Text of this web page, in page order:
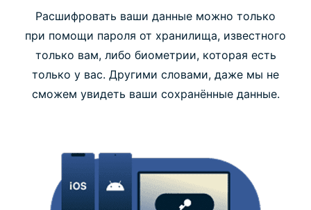
Расшифровать ваши данные можно только
при помощи пароля от хранилища, известного
только вам, либо биометрии, которая есть
только у вас. Другими словами, даже мы не
сможем увидеть ваши сохранённые данные.